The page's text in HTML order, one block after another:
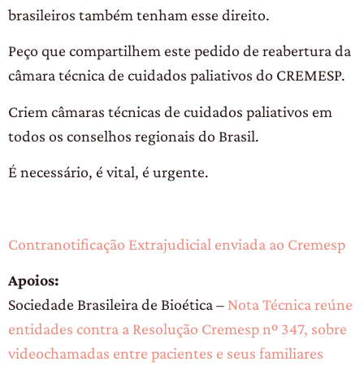
brasileiros também tenham esse direito.
Peço que compartilhem este pedido de reabertura da
câmara técnica de cuidados paliativos do CREMESP.
Criem câmaras técnicas de cuidados paliativos em
todos os conselhos regionais do Brasil.
É necessário, é vital, é urgente.
Contranotificação Extrajudicial enviada ao Cremesp
Apoios:
Sociedade Brasileira de Bioética – Nota Técnica reúne
entidades contra a Resolução Cremesp nº 347, sobre
videochamadas entre pacientes e seus familiares